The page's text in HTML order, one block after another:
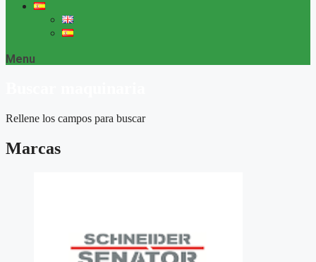
Menu
Rellene los campos para buscar
Marcas